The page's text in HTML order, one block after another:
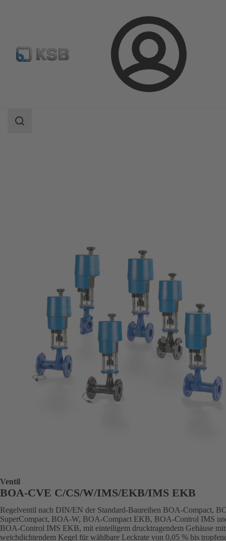
Login
BOA-CVE C/CS/W/IMS/EKB/IMS EKB
Suchbereich
Ventil
BOA-CVE C/CS/W/IMS/EKB/IMS EKB
Regelventil nach DIN/EN der Standard-Baureihen BOA-Compact,
SuperCompact, BOA-W, BOA-Compact EKB, BOA-Control IMS
BOA-Control IMS EKB, mit einteiligem drucktragendem Gehäuse mit
weichdichtendem Kegel für wählbare Leckrate von 0,05 % bis